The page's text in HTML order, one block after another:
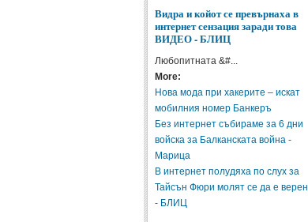
Видра и койот се превърнаха в
интернет сензация заради това
ВИДЕО - БЛИЦ
Любопитната &#...
More:
Нова мода при хакерите – искат
мобилния номер Банкеръ
Без интернет събираме за 6 дни
войска за Балканската война -
Марица
В интернет полудяха по слух за
Тайсън Фюри молят се да е верен
- БЛИЦ